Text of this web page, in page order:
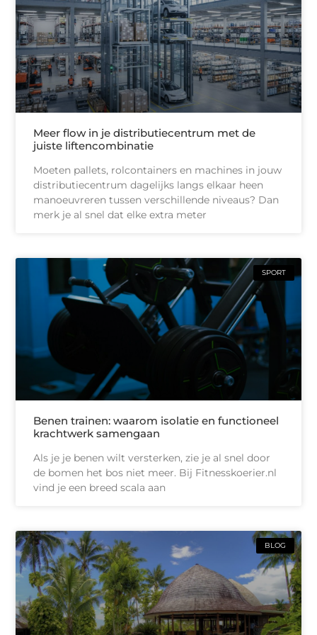
Meer flow in je distributiecentrum met de
juiste liftencombinatie
Moeten pallets, rolcontainers en machines in jouw
distributiecentrum dagelijks langs elkaar heen
manoeuvreren tussen verschillende niveaus? Dan
merk je al snel dat elke extra meter
SPORT
Benen trainen: waarom isolatie en functioneel
krachtwerk samengaan
Als je je benen wilt versterken, zie je al snel door
de bomen het bos niet meer. Bij Fitnesskoerier.nl
vind je een breed scala aan
BLOG